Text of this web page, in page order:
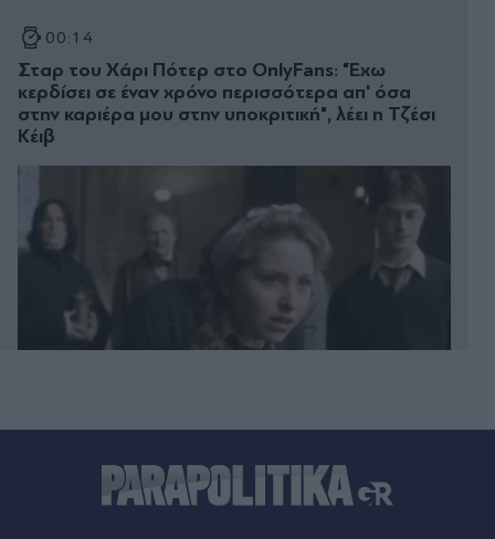
00:14
Σταρ του Χάρι Πότερ στο OnlyFans: "Έχω
κερδίσει σε έναν χρόνο περισσότερα απ' όσα
στην καριέρα μου στην υποκριτική", λέει η Τζέσι
Κέιβ
09.08.2026 23:59
Ντάνιελ Κίναχαν: Ο "βασιλιάς του οργανωμένου